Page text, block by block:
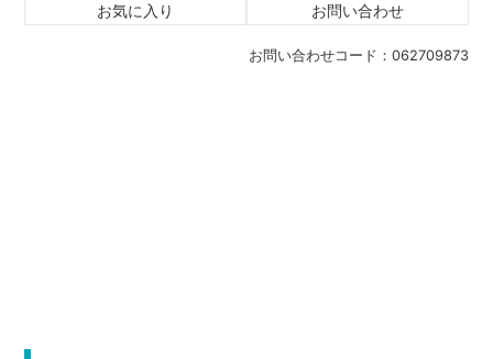
お問い合わせコード： 062709873
お気に入り お問い合わせ